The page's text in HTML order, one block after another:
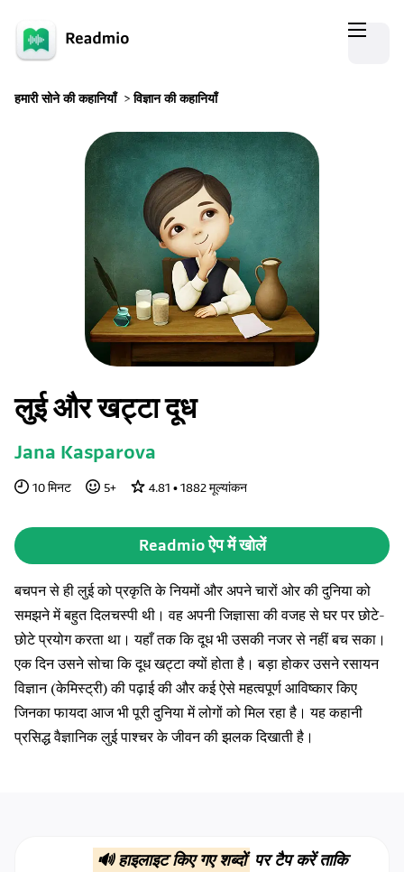
हमारी सोने की कहानियाँ > विज्ञान की कहानियाँ
लुई और खट्टा दूध
Jana Kasparova
10 मिनट 5+ 4.81 • 1882 मूल्यांकन
Readmio ऐप में खोलें
बचपन से ही लुई को प्रकृति के नियमों और अपने चारों ओर की दुनिया को
समझने में बहुत दिलचस्पी थी। वह अपनी जिज्ञासा की वजह से घर पर छोटे-
छोटे प्रयोग करता था। यहाँ तक कि दूध भी उसकी नजर से नहीं बच सका।
एक दिन उसने सोचा कि दूध खट्टा क्यों होता है। बड़ा होकर उसने रसायन
विज्ञान (केमिस्ट्री) की पढ़ाई की और कई ऐसे महत्वपूर्ण आविष्कार किए
जिनका फायदा आज भी पूरी दुनिया में लोगों को मिल रहा है। यह कहानी
प्रसिद्ध वैज्ञानिक लुई पाश्चर के जीवन की झलक दिखाती है।
🔊 हाइलाइट किए गए शब्दोंपर टैप करें ताकि